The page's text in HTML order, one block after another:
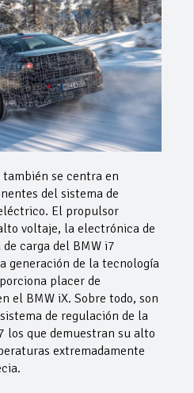
se centra en
del sistema de
El propulsor
voltaje, la electrónica de
carga del BMW i7
generación de la tecnología
placer de
el BMW iX. Sobre todo, son
de regulación de la
los que demuestran su alto
extremadamente